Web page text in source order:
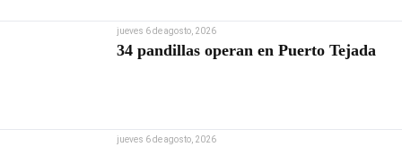
jueves 6 de agosto, 2026
34 pandillas operan en Puerto Tejada
jueves 6 de agosto, 2026